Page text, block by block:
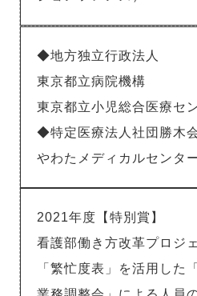
◆地方独立行政法人
東京都立病院機構
東京都立小児総合医療セ
◆特定医療法人社団勝木
やわたメディカルセンタ
2021年度【特別賞】
看護部働き方改革プロジ
「繁忙度表」を活用した